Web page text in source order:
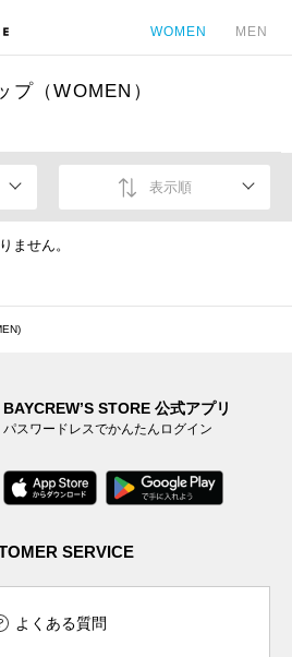
WOMEN MEN
プ（WOMEN）
表示順
ません。
BAYCREW’S STORE 公式アプリ
パスワードレスでかんたんログイン
SERVICE
よくある質問